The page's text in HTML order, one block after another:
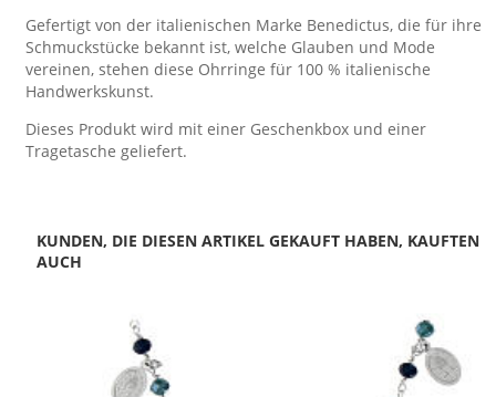
Gefertigt von der italienischen Marke Benedictus, die für ihre
Schmuckstücke bekannt ist, welche Glauben und Mode
vereinen, stehen diese Ohrringe für 100 % italienische
Handwerkskunst.
Dieses Produkt wird mit einer Geschenkbox und einer
Tragetasche geliefert.
KUNDEN, DIE DIESEN ARTIKEL GEKAUFT HABEN, KAUFTEN
AUCH